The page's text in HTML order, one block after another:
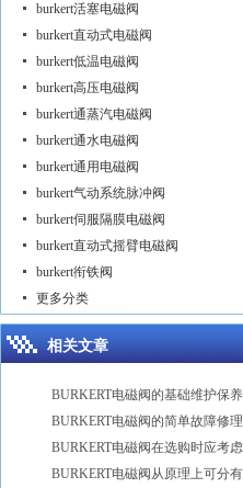
burkert活塞电磁阀
burkert直动式电磁阀
burkert低温电磁阀
burkert高压电磁阀
burkert通蒸汽电磁阀
burkert通水电磁阀
burkert通用电磁阀
burkert气动系统脉冲阀
burkert伺服隔膜电磁阀
burkert直动式摇臂电磁阀
burkert衔铁阀
更多分类
相关文章
BURKERT电磁阀的简单故障修理